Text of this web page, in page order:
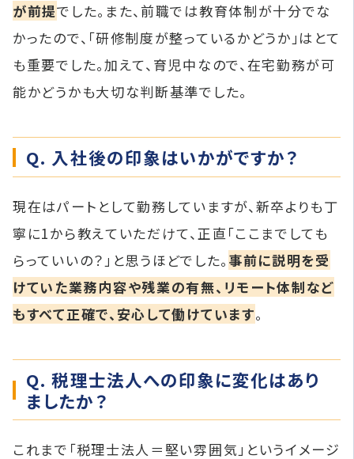
が前提でした。また、前職では教育体制が十分でな
かったので、「研修制度が整っているかどうか」はとて
も重要でした。加えて、育児中なので、在宅勤務が可
能かどうかも大切な判断基準でした。
Q. 入社後の印象はいかがですか？
現在はパートとして勤務していますが、新卒よりも丁
寧に1から教えていただけて、正直「ここまでしても
らっていいの？」と思うほどでした。 事前に説明を受
けていた業務内容や残業の有無、リモート体制など
もすべて正確で、安心して働けています。
Q. 税理士法人への印象に変化はあり
ましたか？
これまで「税理士法人＝堅い雰囲気」というイメージ